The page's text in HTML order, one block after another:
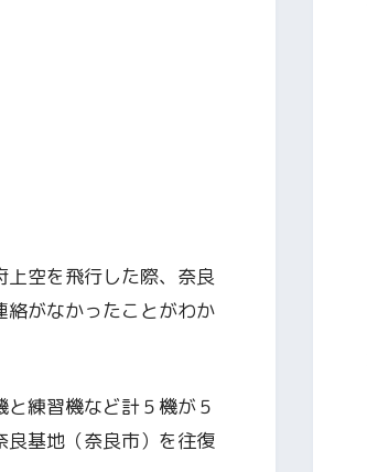
空を飛行した際、奈良
絡がなかったことがわか
練習機など計５機が５
良基地（奈良市）を往復